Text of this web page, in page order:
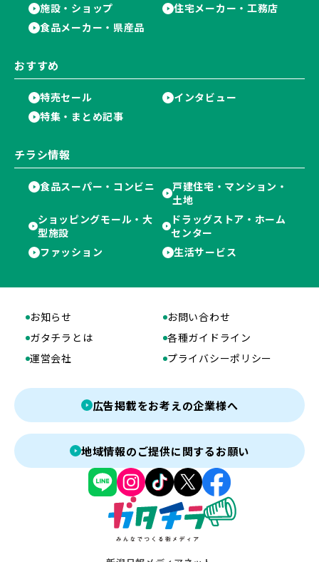
施設・ショップ
住宅メーカー・工務店
食品メーカー・県産品
おすすめ
特売セール
インタビュー
特集・まとめ記事
チラシ情報
食品スーパー・コンビニ
戸建住宅・マンション・
土地
ショッピングモール・大
型施設
ドラッグストア・ホーム
センター
ファッション
生活サービス
お知らせ
お問い合わせ
ガタチラとは
各種ガイドライン
運営会社
プライバシーポリシー
広告掲載をお考えの企業様へ
地域情報のご提供に関するお願い